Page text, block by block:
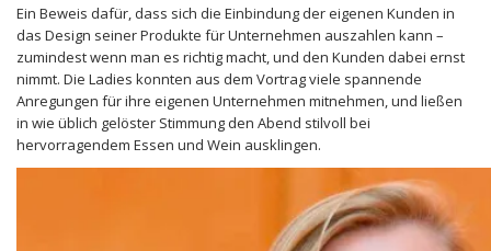
Ein Beweis dafür, dass sich die Einbindung der eigenen Kunden in
das Design seiner Produkte für Unternehmen auszahlen kann –
zumindest wenn man es richtig macht, und den Kunden dabei ernst
nimmt. Die Ladies konnten aus dem Vortrag viele spannende
Anregungen für ihre eigenen Unternehmen mitnehmen, und ließen
in wie üblich gelöster Stimmung den Abend stilvoll bei
hervorragendem Essen und Wein ausklingen.